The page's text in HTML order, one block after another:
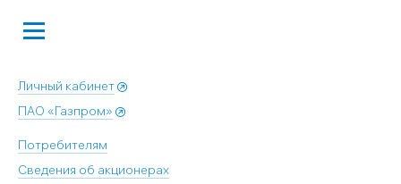
Личный кабинет
ПАО «Газпром»
Потребителям
Сведения об акционерах